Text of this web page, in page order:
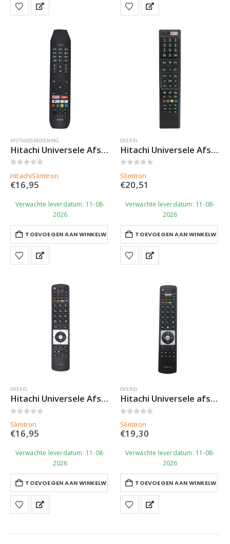
AFSTANDSBEDIENING
Hitachi Universele Afstandsbediening RC43141 – Slimtron Hit-V5
HitachiSlimtron
€16,95
Verwachte leverdatum: 11-08-
2026
TOEVOEGEN AAN WINKELWAGEN
OVERIG
Hitachi Universele Afstandsbediening RC4848F – Slimtron Hit-V6
Slimtron
€20,51
Verwachte leverdatum: 11-08-
2026
TOEVOEGEN AAN
OVERIG
Hitachi Universele Afstandsbediening RC5117 – Slimtron Hit-V2
Slimtron
€16,95
Verwachte leverdatum: 11-08-
2026
TOEVOEGEN AAN WINKELWAGEN
OVERIG
Hitachi Universele afstandsbediening RC5118 – Slimtron Hit-V1
Slimtron
€19,30
Verwachte leverdatum: 11-08-
2026
TOEVOEGEN AAN